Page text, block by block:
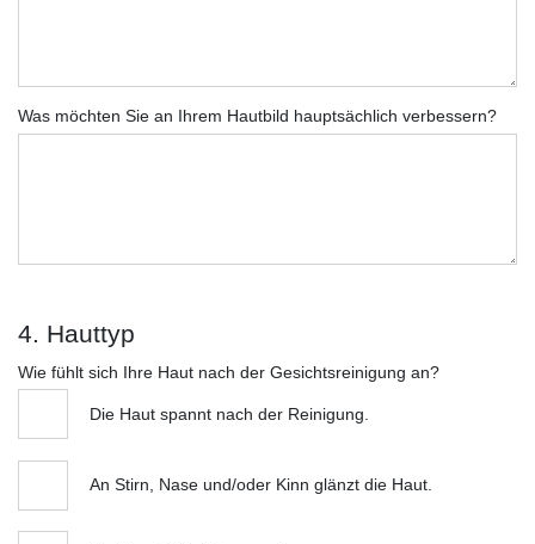
Was möchten Sie an Ihrem Hautbild hauptsächlich verbessern?
4. Hauttyp
Wie fühlt sich Ihre Haut nach der Gesichtsreinigung an?
Die Haut spannt nach der Reinigung.
An Stirn, Nase und/oder Kinn glänzt die Haut.